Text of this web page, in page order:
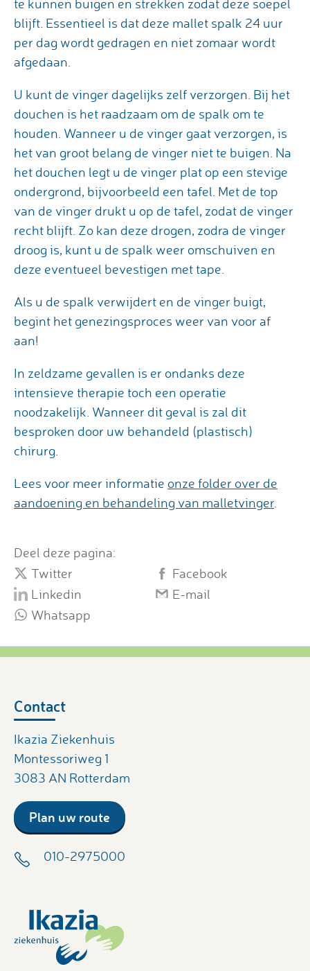
te kunnen buigen en strekken zodat deze soepel
blijft. Essentieel is dat deze mallet spalk 24 uur
per dag wordt gedragen en niet zomaar wordt
afgedaan.
U kunt de vinger dagelijks zelf verzorgen. Bij het
douchen is het raadzaam om de spalk om te
houden. Wanneer u de vinger gaat verzorgen, is
het van groot belang de vinger niet te buigen. Na
het douchen legt u de vinger plat op een stevige
ondergrond, bijvoorbeeld een tafel. Met de top
van de vinger drukt u op de tafel, zodat de vinger
recht blijft. Zo kan deze drogen, zodra de vinger
droog is, kunt u de spalk weer omschuiven en
deze eventueel bevestigen met tape.
Als u de spalk verwijdert en de vinger buigt,
begint het genezingsproces weer van voor af
aan!
In zeldzame gevallen is er ondanks deze
intensieve therapie toch een operatie
noodzakelijk. Wanneer dit geval is zal dit
besproken door uw behandeld (plastisch)
chirurg.
Lees voor meer informatie onze folder over de
aandoening en behandeling van malletvinger.
Deel deze pagina:
Twitter
Facebook
Linkedin
E-mail
Whatsapp
Contact
Ikazia Ziekenhuis
Montessoriweg 1
3083 AN Rotterdam
Plan uw route
010-2975000